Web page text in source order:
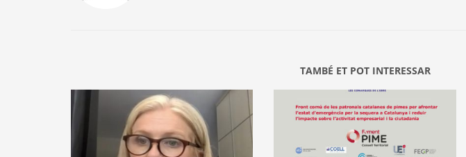
TAMBÉ ET POT INTERESSAR